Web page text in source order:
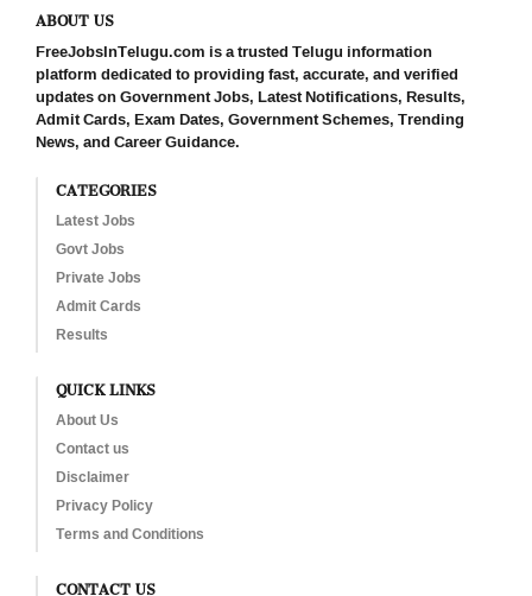
ABOUT US
FreeJobsInTelugu.com is a trusted Telugu information
platform dedicated to providing fast, accurate, and verified
updates on Government Jobs, Latest Notifications, Results,
Admit Cards, Exam Dates, Government Schemes, Trending
News, and Career Guidance.
CATEGORIES
Latest Jobs
Govt Jobs
Private Jobs
Admit Cards
Results
QUICK LINKS
About Us
Contact us
Disclaimer
Privacy Policy
Terms and Conditions
CONTACT US